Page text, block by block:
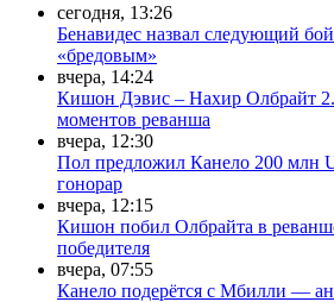
сегодня, 13:26
Бенавидес назвал следующий
«бредовым»
вчера, 14:24
Кишон Дэвис – Нахир Олбрайт
моментов реванша
вчера, 12:30
Пол предложил Канело 200 млн
гонорар
вчера, 12:15
Кишон побил Олбрайта в
победителя
вчера, 07:55
Канело подерётся с Мбилли —